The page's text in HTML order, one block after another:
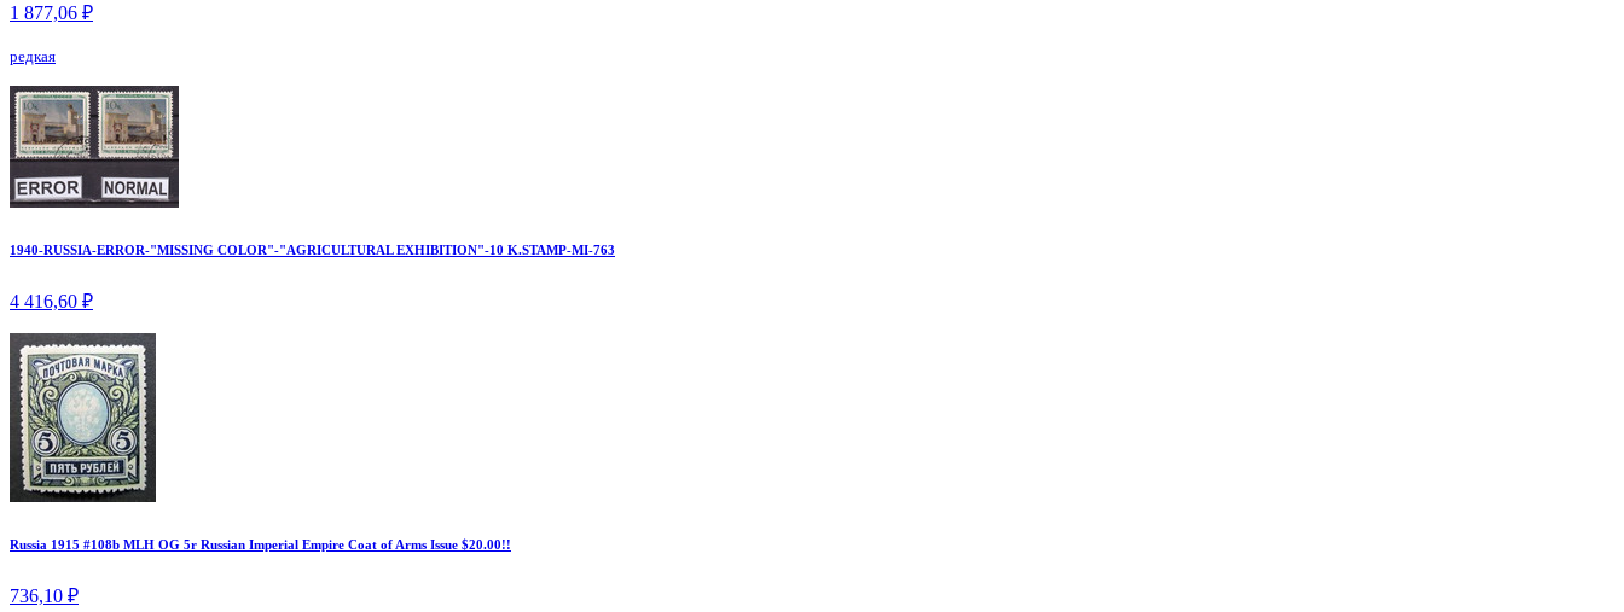
1 877,06 ₽
редкая
1940-RUSSIA-ERROR-"MISSING COLOR"-"AGRICULTURAL EXHIBITION"-10 K.STAMP-MI-763
4 416,60 ₽
Russia 1915 #108b MLH OG 5r Russian Imperial Empire Coat of Arms Issue $20.00!!
736,10 ₽